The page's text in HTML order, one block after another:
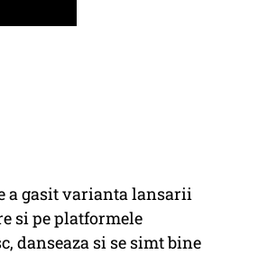
a gasit varianta lansarii
si pe platformele
danseaza si se simt bine